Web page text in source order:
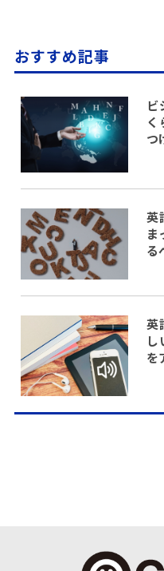
おすすめ記事
ビ
く
つ
英
ま
る
英
し
を